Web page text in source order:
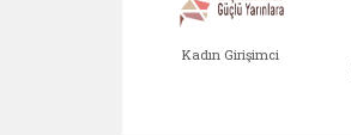
Kadın Girişimci